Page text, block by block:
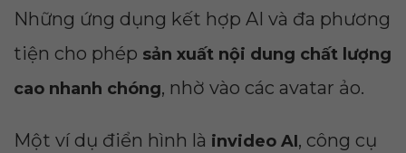
Những ứng dụng kết hợp AI và đa phương
tiện cho phép sản xuất nội dung chất lượng
cao nhanh chóng, nhờ vào các avatar ảo.
Một ví dụ điển hình là invideo AI, công cụ